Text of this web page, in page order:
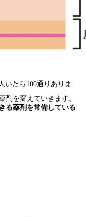
いたら100通りありま
剤を変えていきます。
る薬剤を常備している